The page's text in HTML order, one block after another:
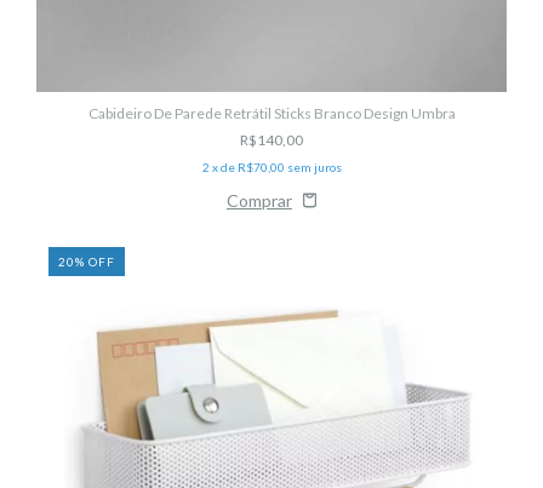
Cabideiro De Parede Retrátil Sticks Branco Design Umbra
R$140,00
2 x de R$70,00 sem juros
20% OFF